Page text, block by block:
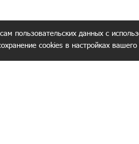
пользовательских данных с
cookies в настройках вашего